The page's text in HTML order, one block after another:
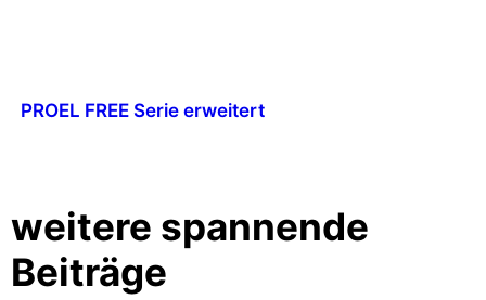
PROEL FREE Serie erweitert
weitere spannende
Beiträge